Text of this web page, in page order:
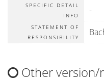
SPECIFIC DETAIL
INFO
-
STATEMENT OF
RESPONSIBILITY
Other version/